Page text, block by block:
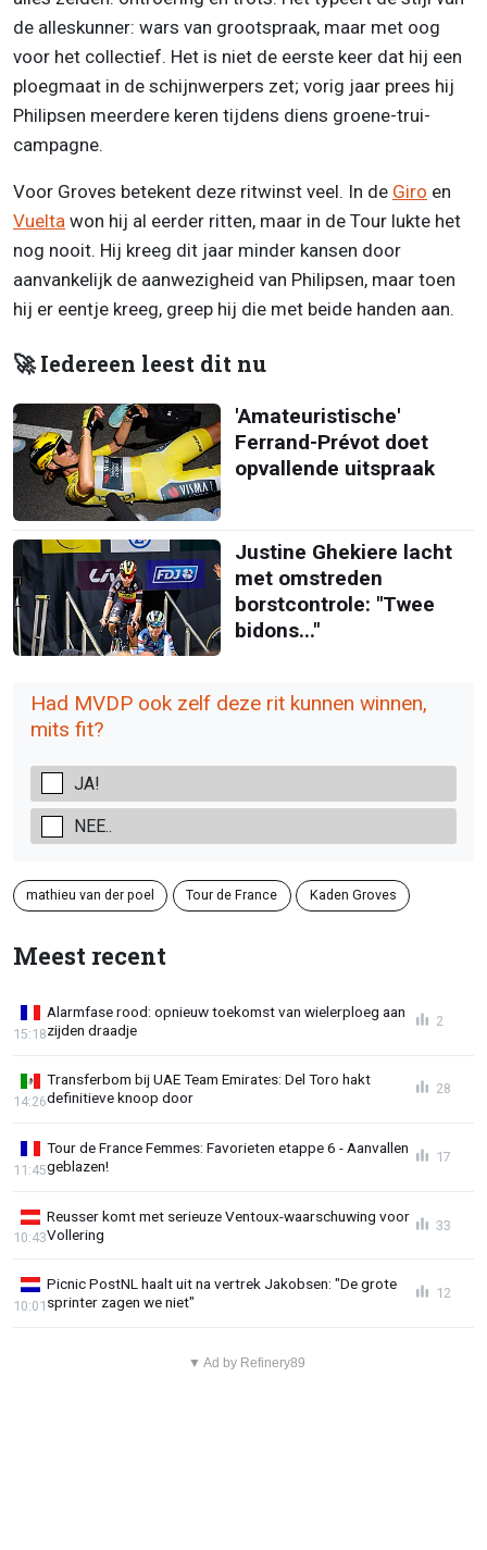
de alleskunner: wars van grootspraak, maar met oog
voor het collectief. Het is niet de eerste keer dat hij een
ploegmaat in de schijnwerpers zet; vorig jaar prees hij
Philipsen meerdere keren tijdens diens groene-trui-
campagne.
Voor Groves betekent deze ritwinst veel. In de Giro en
Vuelta won hij al eerder ritten, maar in de Tour lukte het
nog nooit. Hij kreeg dit jaar minder kansen door
aanvankelijk de aanwezigheid van Philipsen, maar toen
hij er eentje kreeg, greep hij die met beide handen aan.
🚀 Iedereen leest dit nu
'Amateuristische'
Ferrand-Prévot doet
opvallende uitspraak
Justine Ghekiere lacht
met omstreden
borstcontrole: "Twee
bidons..."
Had MVDP ook zelf deze rit kunnen winnen,
mits fit?
JA!
NEE..
mathieu van der poel Tour de France Kaden Groves
Meest recent
Alarmfase rood: opnieuw toekomst van wielerploeg aan
zijden draadje
15:18
2
Transferbom bij UAE Team Emirates: Del Toro hakt
definitieve knoop door
14:26
28
Tour de France Femmes: Favorieten etappe 6 - Aanvallen
geblazen!
11:45
17
Reusser komt met serieuze Ventoux-waarschuwing voor
Vollering
10:43
33
Picnic PostNL haalt uit na vertrek Jakobsen: "De grote
sprinter zagen we niet"
10:01
12
▼ Ad by Refinery89